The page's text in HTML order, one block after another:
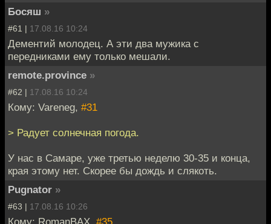
Босяш »
#61 | 17.08.16 10:24
Дементий молодец. А эти два мужика с
передниками ему только мешали.
remote.province »
#62 | 17.08.16 10:24
Кому: Vareneg, #31
> Радует солнечная погода.
У нас в Самаре, уже третью неделю 30-35 и конца,
края этому нет. Скорее бы дождь и слякоть.
Pugnator »
#63 | 17.08.16 10:26